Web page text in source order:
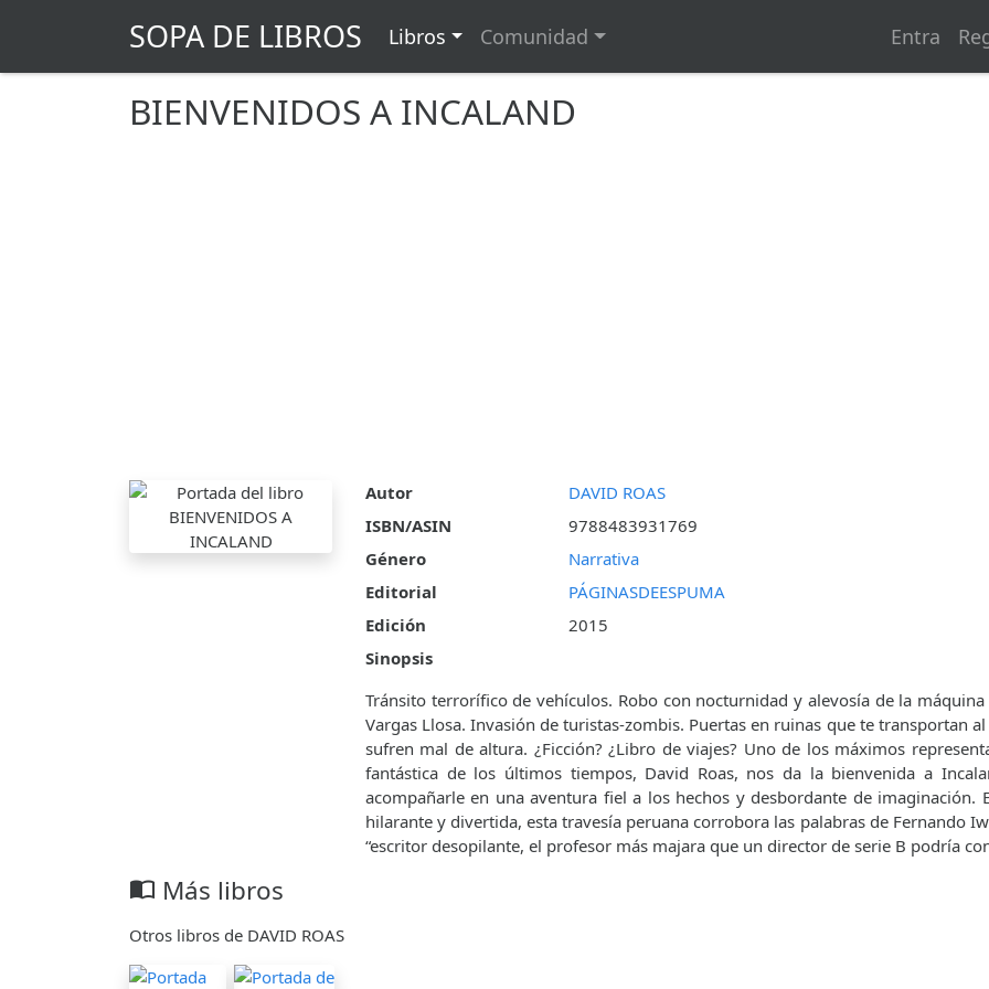
SOPA DE LIBROS Libros Comunidad Entra
BIENVENIDOS A INCALAND
Autor
DAVID ROAS
ISBN/ASIN
9788483931769
Género
Narrativa
Editorial
PÁGINASDEESPUMA
Edición
2015
Sinopsis
Tránsito terrorífico de vehículos. Robo con nocturnidad y alevosía de la
Vargas Llosa. Invasión de turistas-zombis. Puertas en ruinas que te transportan
sufren mal de altura. ¿Ficción? ¿Libro de viajes? Uno de los máximos
fantástica de los últimos tiempos, David Roas, nos da la bienvenida a
acompañarle en una aventura fiel a los hechos y desbordante de imaginación.
hilarante y divertida, esta travesía peruana corrobora las palabras de Fernando
“escritor desopilante, el profesor más majara que un director de serie B podría
import_contacts Más libros
Otros libros de DAVID ROAS